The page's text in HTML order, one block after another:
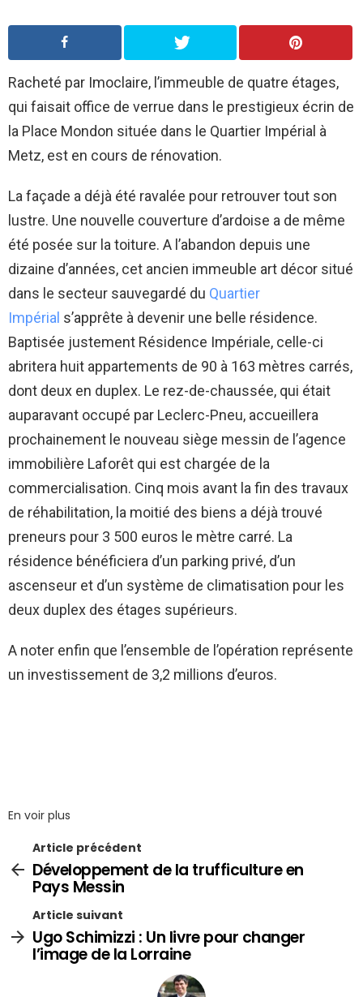
Racheté par Imoclaire, l’immeuble de quatre étages,
qui faisait office de verrue dans le prestigieux écrin de
la Place Mondon située dans le Quartier Impérial à
Metz, est en cours de rénovation.
La façade a déjà été ravalée pour retrouver tout son
lustre. Une nouvelle couverture d’ardoise a de même
été posée sur la toiture. A l’abandon depuis une
dizaine d’années, cet ancien immeuble art décor situé
dans le secteur sauvegardé du Quartier
Impérial s’apprête à devenir une belle résidence.
Baptisée justement Résidence Impériale, celle-ci
abritera huit appartements de 90 à 163 mètres carrés,
dont deux en duplex. Le rez-de-chaussée, qui était
auparavant occupé par Leclerc-Pneu, accueillera
prochainement le nouveau siège messin de l’agence
immobilière Laforêt qui est chargée de la
commercialisation. Cinq mois avant la fin des travaux
de réhabilitation, la moitié des biens a déjà trouvé
preneurs pour 3 500 euros le mètre carré. La
résidence bénéficiera d’un parking privé, d’un
ascenseur et d’un système de climatisation pour les
deux duplex des étages supérieurs.
A noter enfin que l’ensemble de l’opération représente
un investissement de 3,2 millions d’euros.
En voir plus
Article précédent
Développement de la trufficulture en
Pays Messin
Article suivant
Ugo Schimizzi : Un livre pour changer
l’image de la Lorraine